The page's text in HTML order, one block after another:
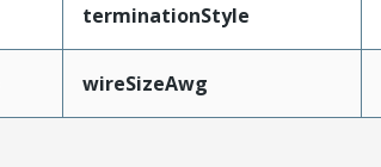
terminationStyle
wireSizeAwg